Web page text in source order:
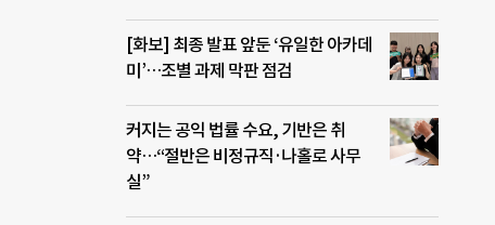
[화보] 최종 발표 앞둔 ‘유일한 아카데
미’…조별 과제 막판 점검
커지는 공익 법률 수요, 기반은 취
약…“절반은 비정규직·나홀로 사무
실”